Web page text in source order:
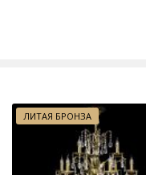
ЛИТАЯ БРОНЗА